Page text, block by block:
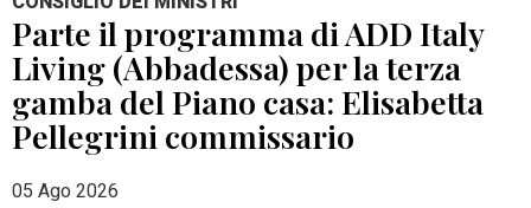
Parte il programma di ADD Italy
Living (Abbadessa) per la terza
gamba del Piano casa: Elisabetta
Pellegrini commissario
05 Ago 2026